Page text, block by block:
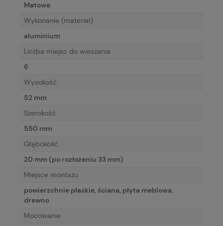
Matowe
Wykonanie (materiał)
aluminium
Liczba miejsc do wieszania
6
Wysokość
52 mm
Szerokość
550 mm
Głębokość
20 mm (po rozłożeniu 33 mm)
Miejsce montażu
powierzchnie płaskie, ściana, płyta meblowa,
drewno
Mocowanie